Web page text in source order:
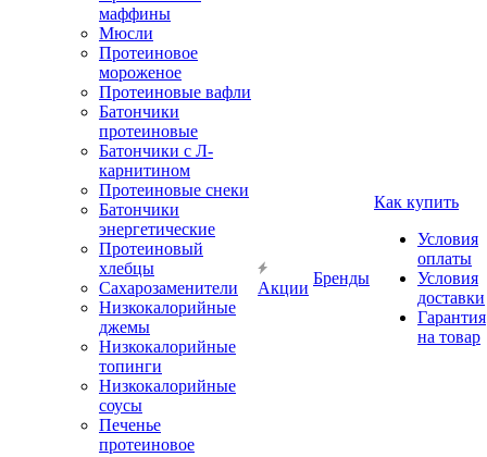
маффины
Мюсли
Протеиновое
мороженое
Протеиновые вафли
Батончики
протеиновые
Батончики с Л-
карнитином
Протеиновые снеки
Батончики
энергетические
Протеиновый
хлебцы
Сахарозаменители
Низкокалорийные
джемы
Низкокалорийные
топинги
Низкокалорийные
соусы
Печенье
протеиновое
Акции
Бренды
Как купить
Условия
оплаты
Условия
доставки
Гарантия
на товар